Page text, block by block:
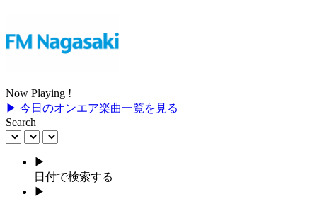
Now Playing !
▶ 今日のオンエア楽曲一覧を見る
Search
▶
日付で検索する
▶